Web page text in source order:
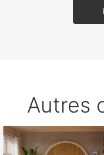
Autres